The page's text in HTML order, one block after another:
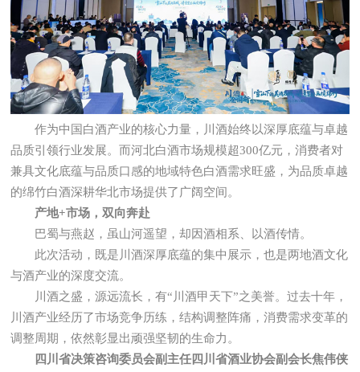
作为中国白酒产业的核心力量，川酒始终以深厚底蕴与卓越
品质引领行业发展。而河北白酒市场规模超300亿元，消费者对
兼具文化底蕴与品质口感的地域特色白酒需求旺盛，为品质卓越
的绵竹白酒深耕华北市场提供了广阔空间。
产地+市场，双向奔赴
巴蜀与燕赵，虽山河遥望，却因酒相系、以酒传情。
此次活动，既是川酒深厚底蕴的集中展示，也是两地酒文化
与酒产业的深度交流。
川酒之盛，源远流长，有“川酒甲天下”之美誉。过去十年，
川酒产业经历了市场竞争历练，结构调整阵痛，消费需求变革的
调整周期，依然彰显出顽强坚韧的生命力。
四川省决策咨询委员会副主任四川省酒业协会副会长焦伟侠